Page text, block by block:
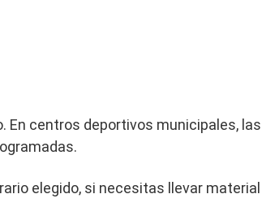
centros deportivos municipales,
elegido, si necesitas llevar